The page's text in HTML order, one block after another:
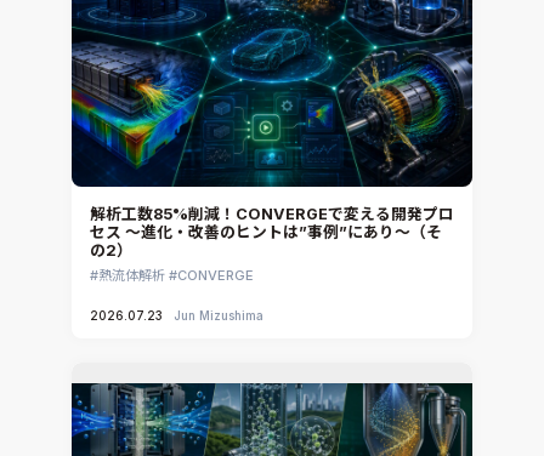
解析工数85%削減！CONVERGEで変える開発プロ
セス ～進化・改善のヒントは”事例”にあり～（そ
の2）
熱流体解析 CONVERGE
2026.07.23 Jun Mizushima